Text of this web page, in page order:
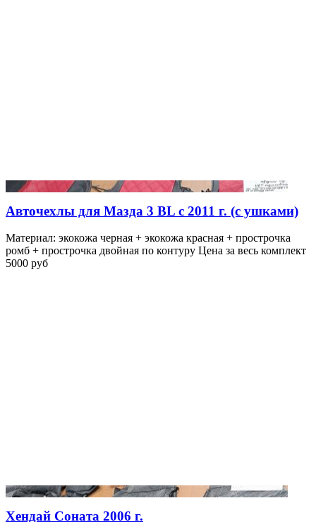
Авточехлы для Мазда 3 BL с 2011 г. (с ушками)
Материал: экокожа черная + экокожа красная + прострочка
ромб + прострочка двойная по контуру Цена за весь комплект
5000 руб
Хендай Соната 2006 г.